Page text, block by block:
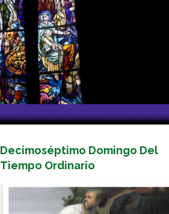
Decimoséptimo Domingo Del
Tiempo Ordinario